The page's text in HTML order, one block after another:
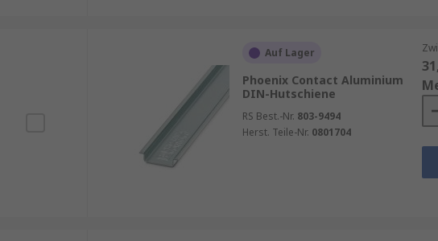
Auswahl an DIN-Schienen, um Ihren Ausnahmen von einigen der
und unserer eigenen MarkeRS PROzu entsprechen.
Auf Lager
Phoenix Contact Aluminium
DIN-Hutschiene
RS Best.-Nr. 803-9494
Herst. Teile-Nr. 0801704